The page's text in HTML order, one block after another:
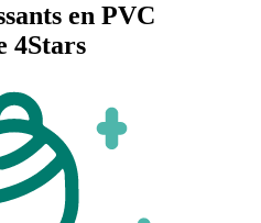
en PVC
4Stars